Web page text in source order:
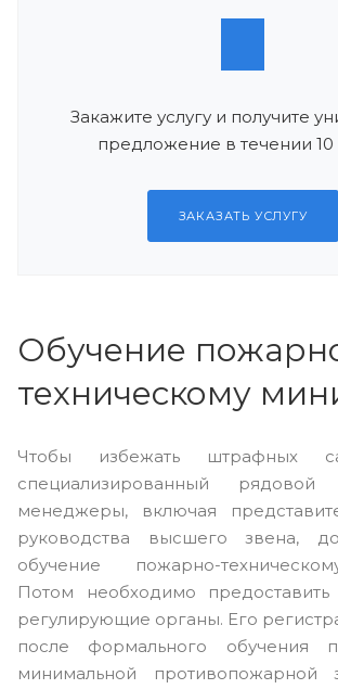
Закажите услугу и получите
предложение в течении 10
ЗАКАЗАТЬ УСЛУГУ
Обучение
техническому
Чтобы избежать штрафных
специализированный
менеджеры, включая
руководства высшего звена,
обучение пожарно-
Потом необходимо
регулирующие органы. Его
после формального обучения
минимальной противопожарной